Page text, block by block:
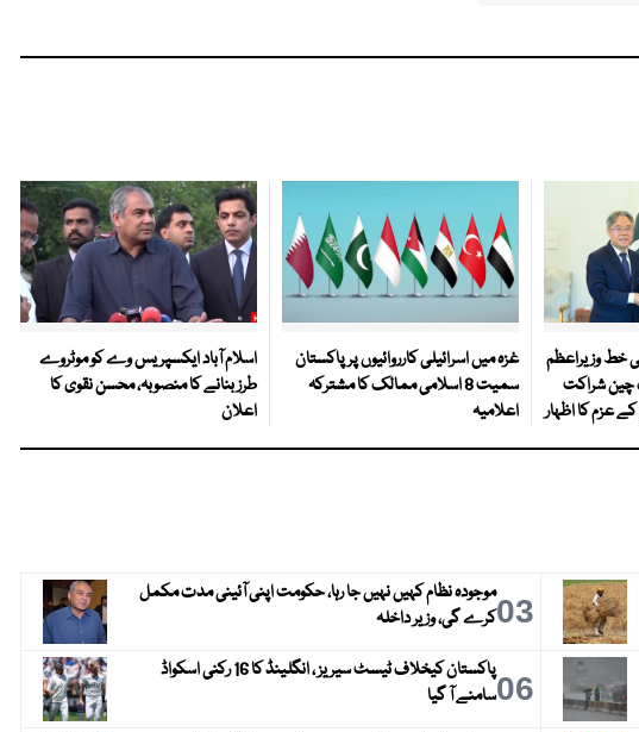
وزیراعظم
چین شراکت
عزم کا اظہار
غزہ میں اسرائیلی کارروائیوں پر پاکستان
سمیت 8 اسلامی ممالک کا مشترکہ
اعلامیہ
اسلام آباد ایکسپریس وے کو موٹروے
طرز بنانے کا منصوبہ، محسن نقوی کا
اعلان
03موجودہ نظام کہیں نہیں جا رہا، حکومت اپنی آئینی مدت مکمل
کرے گی، وزیر داخلہ
06
پاکستان کیخلاف ٹیسٹ سیریز ، انگلینڈ کا 16 رکنی اسکواڈ
سامنے آ گیا